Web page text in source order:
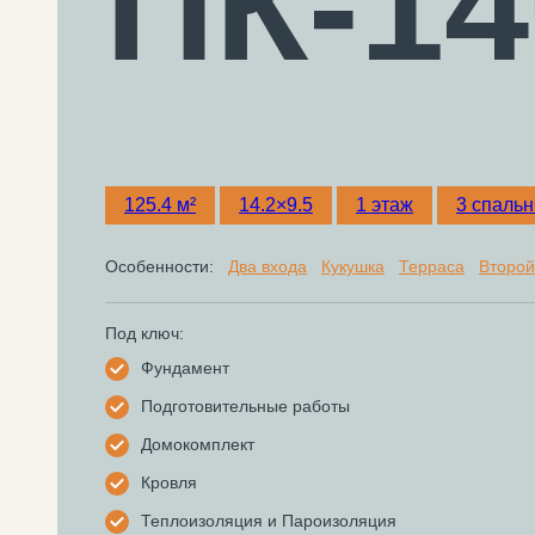
125.4 м² 14.2×9.5 1 этаж 3
Особенности: Два входа Кукушка Терраса
Под ключ:
Фундамент
Подготовительные работы
Домокомплект
Кровля
Теплоизоляция и Пароизоляция